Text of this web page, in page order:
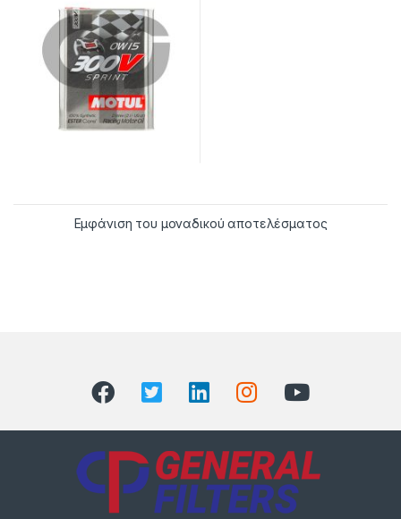
Εμφάνιση του μοναδικού αποτελέσματος